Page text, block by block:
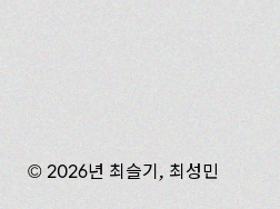
© 2026년 최슬기, 최성민